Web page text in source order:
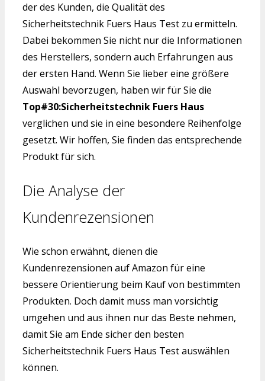
der des Kunden, die Qualität des
Sicherheitstechnik Fuers Haus Test zu ermitteln.
Dabei bekommen Sie nicht nur die Informationen
des Herstellers, sondern auch Erfahrungen aus
der ersten Hand. Wenn Sie lieber eine größere
Auswahl bevorzugen, haben wir für Sie die
Top#30:Sicherheitstechnik Fuers Haus
verglichen und sie in eine besondere Reihenfolge
gesetzt. Wir hoffen, Sie finden das entsprechende
Produkt für sich.
Die Analyse der
Kundenrezensionen
Wie schon erwähnt, dienen die
Kundenrezensionen auf Amazon für eine
bessere Orientierung beim Kauf von bestimmten
Produkten. Doch damit muss man vorsichtig
umgehen und aus ihnen nur das Beste nehmen,
damit Sie am Ende sicher den besten
Sicherheitstechnik Fuers Haus Test auswählen
können.